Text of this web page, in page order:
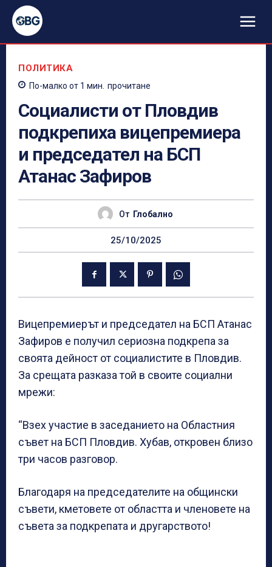
ПОЛИТИКА
По-малко от 1 мин. прочитане
Социалисти от Пловдив
подкрепиха вицепремиера
и председател на БСП
Атанас Зафиров
От Глобално
25/10/2025
Вицепремиерът и председател на БСП Атанас
Зафиров е получил сериозна подкрепа за
своята дейност от социалистите в Пловдив.
За срещата разказа той в своите социални
мрежи:
“Взех участие в заседанието на Областния
съвет на БСП Пловдив. Хубав, откровен близо
три часов разговор.
Благодаря на председателите на общински
съвети, кметовете от областта и членовете на
съвета за подкрепата и другарството!